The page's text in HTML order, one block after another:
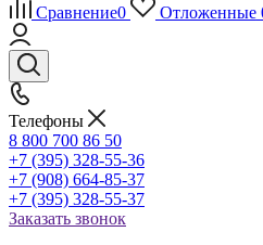
Сравнение0 Отложенные
Телефоны
8 800 700 86 50
+7 (395) 328-55-36
+7 (908) 664-85-37
+7 (395) 328-55-37
Заказать звонок